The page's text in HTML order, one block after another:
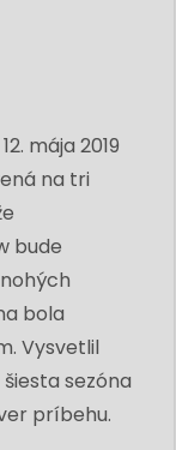
mája 2019
na tri
bude
bola
Vysvetlil
šiesta sezóna
príbehu.